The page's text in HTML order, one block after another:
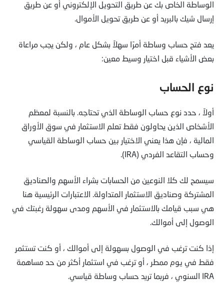
الوساطة الخاص بك عن طريق التحويل الإلكتروني أو عن طريق
إرسال شيك بالبريد أو عن طريق تحويل الأموال.
يعد فتح حساب وساطة أمرًا سهلاً بشكل عام ، ولكن يجب مراعاة
بعض الأشياء قبل اختيار وسيط معين:
نوع الحساب
أولاً ، حدد نوع حساب الوساطة الذي تحتاجه. بالنسبة لمعظم
الأشخاص الذين يحاولون فقط تعلم الاستثمار في سوق الأوراق
المالية ، فإن هذا يعني الاختيار بين حساب الوساطة القياسي
وحساب التقاعد الفردي (IRA).
سيسمح لك كلا النوعين من الحسابات بشراء الأسهم والصناديق
المشتركة وصناديق الاستثمار المتداولة. الاعتبارات الرئيسية هنا
هي سبب قيامك بالاستثمار في الأسهم ومدى سهولة رغبتك في
الوصول إلى أموالك.
إذا كنت ترغب في الوصول بسهولة إلى أموالك ، أو كنت تستثمر
فقط في يوم ممطر ، أو ترغب في استثمار أكثر من حد مساهمة
IRA السنوي ، فربما تريد حساب وساطة قياسي.